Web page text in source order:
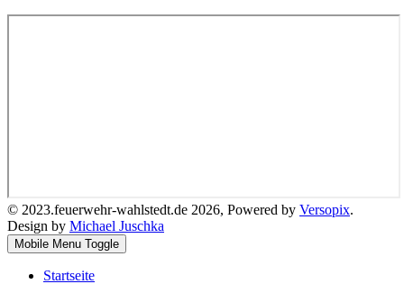
© 2023.feuerwehr-wahlstedt.de 2026, Powered by Versopix.
Design by Michael Juschka
Mobile Menu Toggle
Startseite